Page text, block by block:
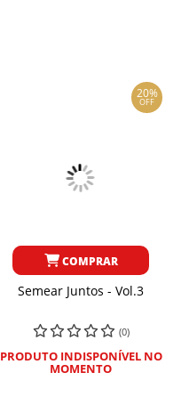
20%
OFF
COMPRAR
Semear Juntos - Vol.3
(0)
PRODUTO INDISPONÍVEL NO
MOMENTO